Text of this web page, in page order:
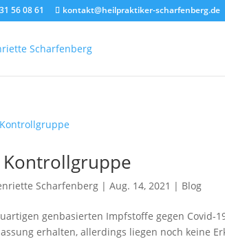
56 08 61 kontakt@heilpraktiker-scharfenberg.de
Kontrollgruppe
Scharfenberg |Aug. 14, 2021 | Blog
genbasierten Impfstoffe gegen
erhalten, allerdings liegen noch keine